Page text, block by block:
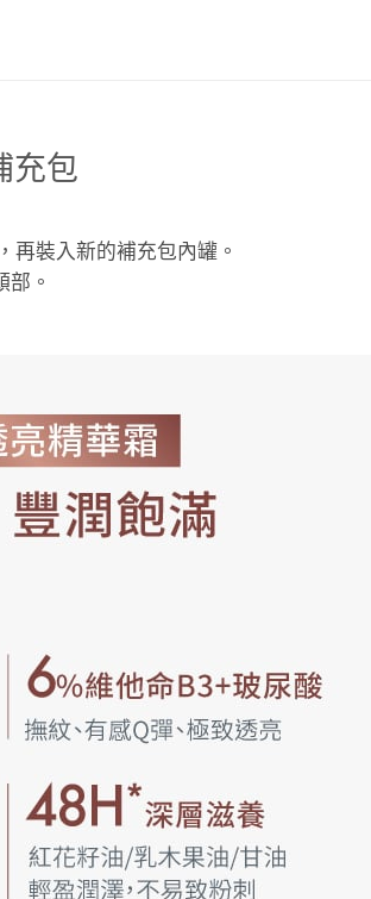
充包
再裝入新的補充包內罐。
。